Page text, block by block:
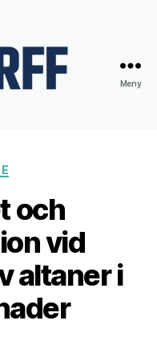
Meny
och
vid
altaner i